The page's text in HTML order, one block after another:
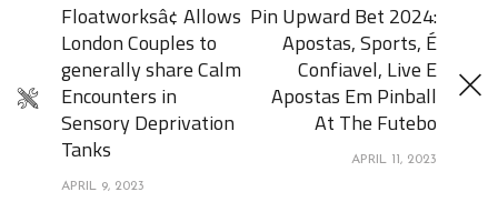
Floatworksâ¢ Allows
London Couples to
generally share Calm
Encounters in
Sensory Deprivation
Tanks
APRIL 9, 2023
Pin Upward Bet 2024:
Apostas, Sports, É
Confiavel, Live E
Apostas Em Pinball
At The Futebo
APRIL 11, 2023